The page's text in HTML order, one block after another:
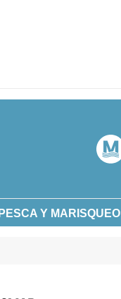
Y MARISQUEO